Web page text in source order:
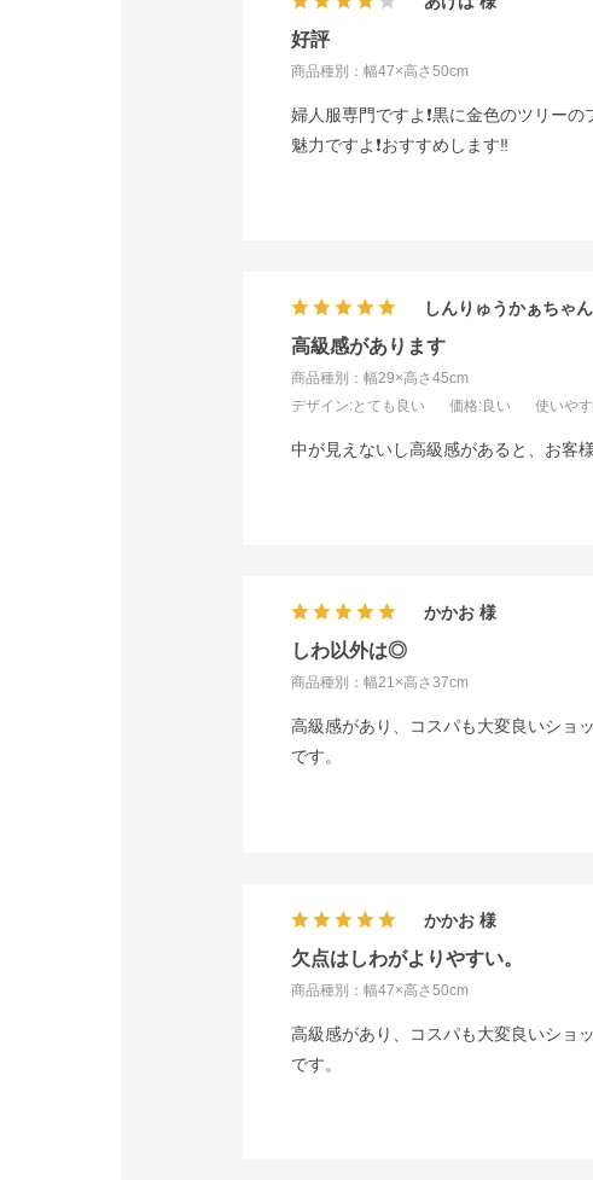
好評
商品種別：幅47×高さ50cm
婦人服専門ですよ❗黒に金色のツリー
魅力ですよ❗おすすめします‼️
高級感があります
商品種別：幅29×高さ45cm
デザイン:とても良い 価格:良い 使いや
しんりゅうかぁちゃん
中が見えないし高級感があると、お客
しわ以外は◎
商品種別：幅21×高さ37cm
かかお
高級感があり、コスパも大変良いショ
です。
欠点はしわがよりやすい。
商品種別：幅47×高さ50cm
かかお
高級感があり、コスパも大変良いショ
です。